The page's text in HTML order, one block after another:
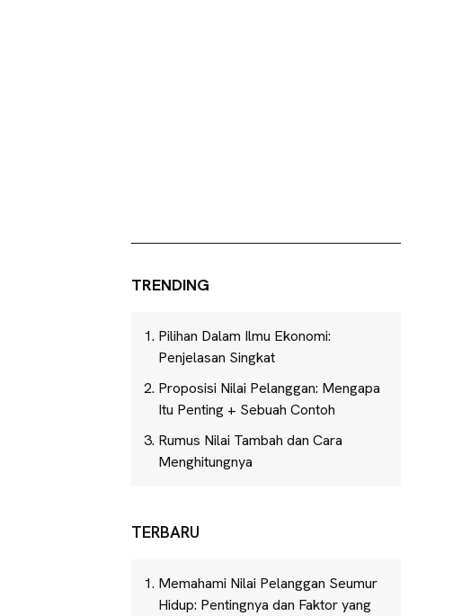
TRENDING
Pilihan Dalam Ilmu Ekonomi:
Penjelasan Singkat
Proposisi Nilai Pelanggan: Mengapa
Itu Penting + Sebuah Contoh
Rumus Nilai Tambah dan Cara
Menghitungnya
TERBARU
Memahami Nilai Pelanggan Seumur
Hidup: Pentingnya dan Faktor yang